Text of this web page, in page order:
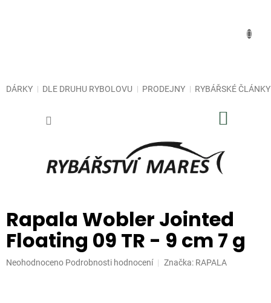
DÁRKY DLE DRUHU RYBOLOVU PRODEJNY RYBÁŘSKÉ ČLÁNKY
Rapala Wobler Jointed
Floating 09 TR - 9 cm 7 g
Průměrné
Neohodnoceno Podrobnosti hodnocení Značka: RAPALA